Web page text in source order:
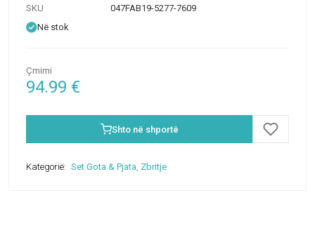
SKU
047FAB19-5277-7609
Në stok
Çmimi
94.99 €
Shto në shportë
Kategorië: Set Gota & Pjata, Zbritje